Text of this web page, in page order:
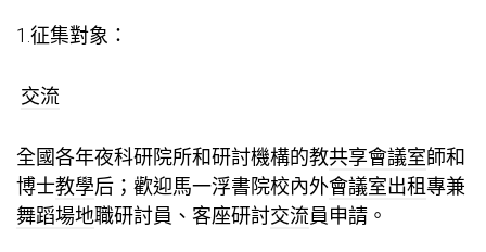
1.征集對象：
交流
全國各年夜科研院所和研討機構的教共享會議室師和
博士教學后；歡迎馬一浮書院校內外會議室出租專兼
舞蹈場地職研討員、客座研討交流員申請。